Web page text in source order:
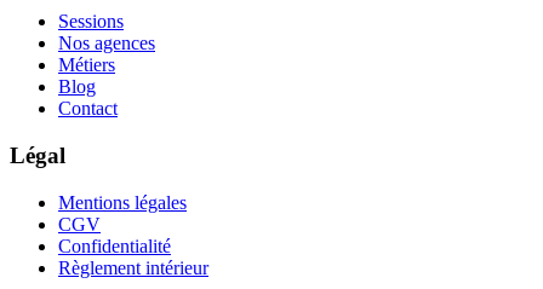
Sessions
Nos agences
Métiers
Blog
Contact
Légal
Mentions légales
CGV
Confidentialité
Règlement intérieur